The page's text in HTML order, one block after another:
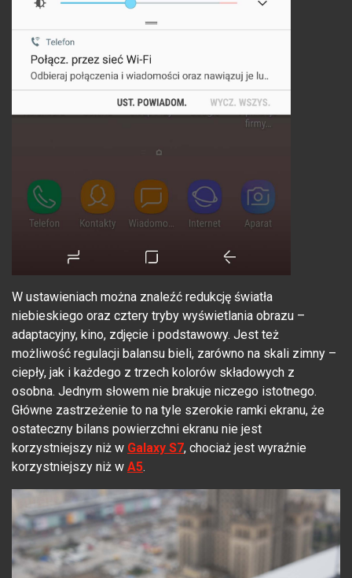
W ustawieniach można znaleźć redukcję światła
niebieskiego oraz cztery tryby wyświetlania obrazu –
adaptacyjny, kino, zdjęcie i podstawowy. Jest też
możliwość regulacji balansu bieli, zarówno na skali zimny –
ciepły, jak i każdego z trzech kolorów składowych z
osobna. Jednym słowem nie brakuje niczego istotnego.
Główne zastrzeżenie to na tyle szerokie ramki ekranu, że
ostateczny bilans powierzchni ekranu nie jest
korzystniejszy niż w Galaxy S7, chociaż jest wyraźnie
korzystniejszy niż w A5.